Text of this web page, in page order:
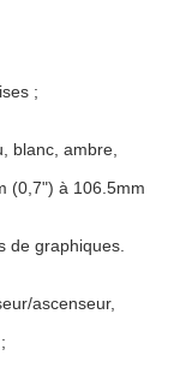
;
blanc, ambre,
(0,7") à 106.5mm
de graphiques.
ascenseur,